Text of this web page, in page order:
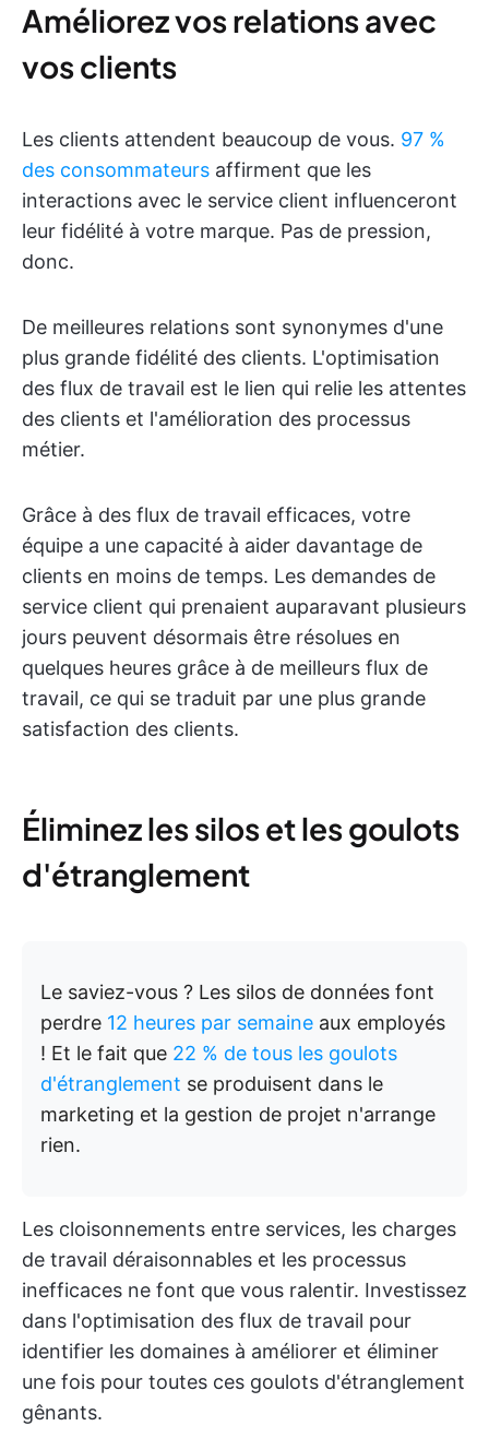
Améliorez vos relations avec
vos clients
Les clients attendent beaucoup de vous. 97 %
des consommateurs affirment que les
interactions avec le service client influenceront
leur fidélité à votre marque. Pas de pression,
donc.
De meilleures relations sont synonymes d'une
plus grande fidélité des clients. L'optimisation
des flux de travail est le lien qui relie les attentes
des clients et l'amélioration des processus
métier.
Grâce à des flux de travail efficaces, votre
équipe a une capacité à aider davantage de
clients en moins de temps. Les demandes de
service client qui prenaient auparavant plusieurs
jours peuvent désormais être résolues en
quelques heures grâce à de meilleurs flux de
travail, ce qui se traduit par une plus grande
satisfaction des clients.
Éliminez les silos et les goulots
d'étranglement
Le saviez-vous ? Les silos de données font
perdre 12 heures par semaine aux employés
! Et le fait que 22 % de tous les goulots
d'étranglement se produisent dans le
marketing et la gestion de projet n'arrange
rien.
Les cloisonnements entre services, les charges
de travail déraisonnables et les processus
inefficaces ne font que vous ralentir. Investissez
dans l'optimisation des flux de travail pour
identifier les domaines à améliorer et éliminer
une fois pour toutes ces goulots d'étranglement
gênants.